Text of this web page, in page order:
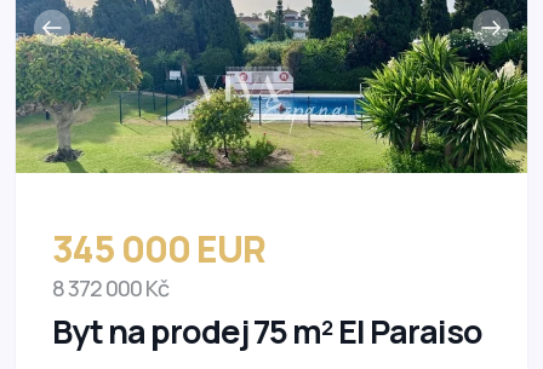
345 000 EUR
8 372 000 Kč
Byt na prodej 75 m² El Paraiso